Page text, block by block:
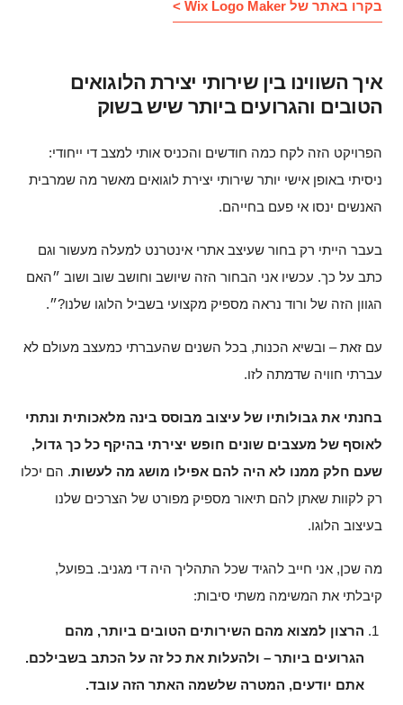
בקרו באתר של Wix Logo Maker >
איך השווינו בין שירותי יצירת הלוגואים
הטובים והגרועים ביותר שיש בשוק
הפרויקט הזה לקח כמה חודשים והכניס אותי למצב די ייחודי:
ניסיתי באופן אישי יותר שירותי יצירת לוגואים מאשר מה שמרבית
האנשים ינסו אי פעם בחייהם.
בעבר הייתי רק בחור שעיצב אתרי אינטרנט למעלה מעשור וגם
כתב על כך. עכשיו אני הבחור הזה שיושב וחושב שוב ושוב ״האם
הגוון הזה של ורוד נראה מספיק מקצועי בשביל הלוגו שלנו?״.
עם זאת – ובשיא הכנות, בכל השנים שהעברתי כמעצב מעולם לא
עברתי חוויה שדמתה לזו.
בחנתי את גבולותיו של עיצוב מבוסס בינה מלאכותית ונתתי
לאוסף של מעצבים שונים חופש יצירתי בהיקף כל כך גדול,
שעם חלק ממנו לא היה להם אפילו מושג מה לעשות. הם יכלו
רק לקוות שאתן להם תיאור מספיק מפורט של הצרכים שלנו
בעיצוב הלוגו.
מה שכן, אני חייב להגיד שכל התהליך היה די מגניב. בפועל,
קיבלתי את המשימה משתי סיבות:
הרצון למצוא מהם השירותים הטובים ביותר, מהם
הגרועים ביותר – ולהעלות את כל זה על הכתב בשבילכם.
אתם יודעים, המטרה שלשמה האתר הזה עובד.